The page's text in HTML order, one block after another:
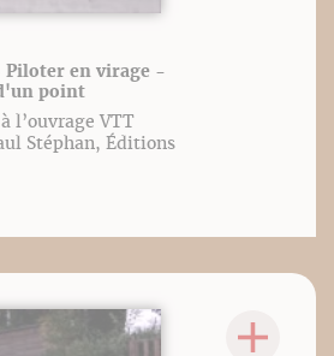
en virage -
point
l’ouvrage VTT
Stéphan, Éditions